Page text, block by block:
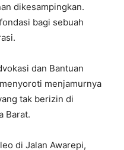
dikesampingkan.
bagi sebuah
dan Bantuan
menjamurnya
tak berizin di
Barat.
di Jalan Awarepi,